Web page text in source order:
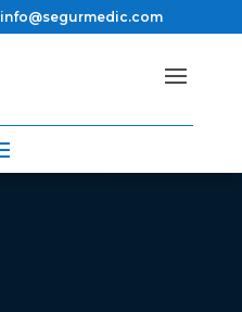
info@segurmedic.com